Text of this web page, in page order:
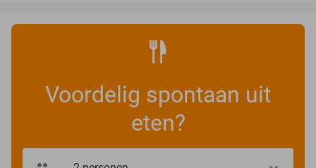
Voordelig spontaan uit
eten?